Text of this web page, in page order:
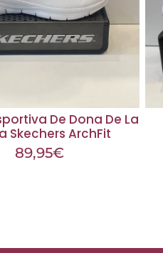
De Dona De La
Skechers ArchFit
89,95€